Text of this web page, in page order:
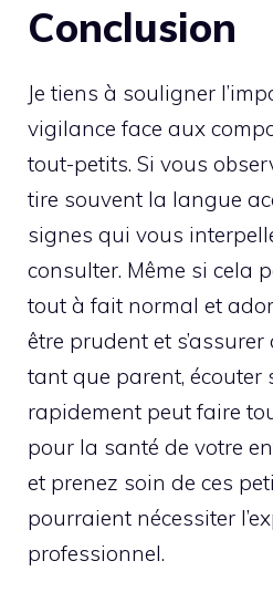
Conclusion
Je tiens à souligner
vigilance face aux
tout-petits. Si vous
tire souvent la langue
signes qui vous
consulter. Même si cela
tout à fait normal et
être prudent et
tant que parent, écouter
rapidement peut faire
pour la santé de votre
et prenez soin de ces
pourraient nécessiter
professionnel.